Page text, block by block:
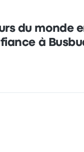
du monde
à